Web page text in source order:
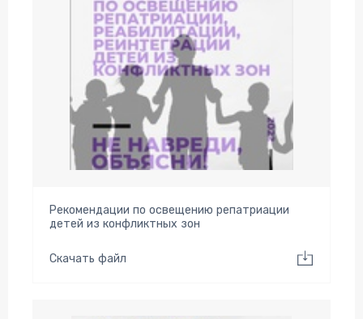
Рекомендации по освещению репатриации
детей из конфликтных зон
Скачать файл